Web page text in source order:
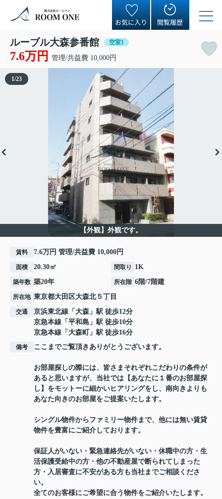
お気に入り 閲覧履歴
ルーブル大森参番館 空室1
7.6万円 管理/共益費 10,000円
【外観】外観です。
1/23
賃料 7.6万円 管理/共益費 10,000円
面積 20.30㎡ 間取り 1K
築年数 築20年 所在階 6階/7階建
所在地 東京都大田区大森北５丁目
交通 京浜東北線 「 大森 」駅 徒歩12分
京急本線 「 平和島 」駅 徒歩10分
京急本線 「 大森町 」駅 徒歩16分
備考 ここまでご覧頂きありがとうございます。
お部屋探しの際には、皆さまそれぞれこだわりの条件が
あると思いますが、当社では【あなたに１番のお部屋探
し】をモットーに細かいヒアリングをし、南向きよりも
あなた向きのお部屋をご提案いたします。
シングル物件からファミリー物件まで、他には無い賃貸
物件を豊富にご紹介しております。
保証人がいない・緊急連絡先がいない・休職中の方・生
活保護受給中の方・他の不動産屋で断られてしまった
方・入居審査に不安がある方も当社までご相談くださ
い。
全てのお客様にご希望に合う物件をご紹介いたします。